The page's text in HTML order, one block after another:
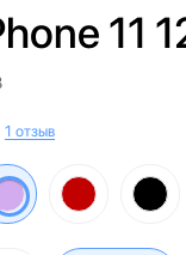
11
1 отзыв